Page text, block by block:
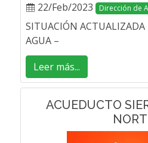
22/Feb/2023 Dirección de
SITUACIÓN ACTUALIZADA
AGUA –
Leer más...
ACUEDUCTO